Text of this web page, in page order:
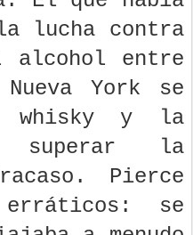
El que había
lucha contra
alcohol entre
York se
whisky y la
superar la
Pierce
erráticos: se